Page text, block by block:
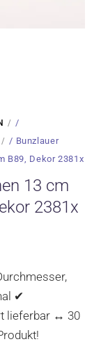
/
/ Bunzlauer
B89, Dekor 2381x
13 cm
2381x
✔
lieferbar ↔ 30